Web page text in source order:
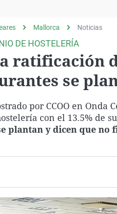
Equipo de investigación
Operación Viuda
Negra
La Rioja
Navarra
Mallorca Noticias
DE HOSTELERÍA
ratificación
se
por CCOO en
con el 13.5% de
plantan y dicen que no